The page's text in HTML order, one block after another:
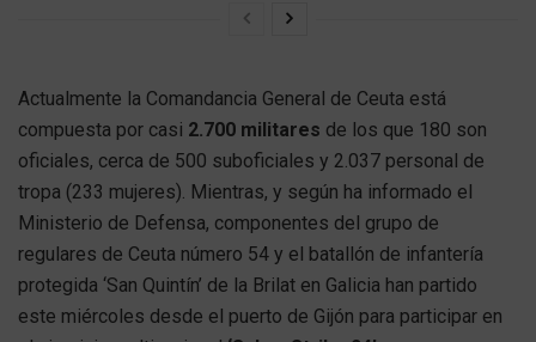
Actualmente la Comandancia General de Ceuta está
compuesta por casi 2.700 militares de los que 180 son
oficiales, cerca de 500 suboficiales y 2.037 personal de
tropa (233 mujeres). Mientras, y según ha informado el
Ministerio de Defensa, componentes del grupo de
regulares de Ceuta número 54 y el batallón de infantería
protegida ‘San Quintín’ de la Brilat en Galicia han partido
este miércoles desde el puerto de Gijón para participar en